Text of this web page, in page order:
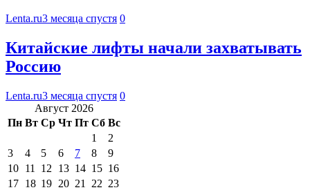
Lenta.ru3 месяца спустя 0
Китайские лифты начали захватывать
Россию
Lenta.ru3 месяца спустя 0
Август 2026
Пн Вт Ср Чт Пт Сб Вс
1
2
3
4 5 6 7 8
9
10 11 12 13 14 15 16
17 18 19 20 21 22 23